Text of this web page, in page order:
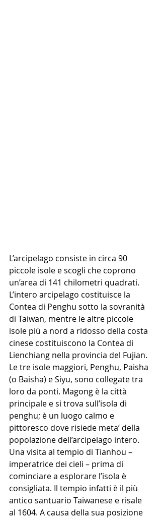
L’arcipelago consiste in circa 90
piccole isole e scogli che coprono
un’area di 141 chilometri quadrati.
L’intero arcipelago costituisce la
Contea di Penghu sotto la sovranità
di Taiwan, mentre le altre piccole
isole più a nord a ridosso della costa
cinese costituiscono la Contea di
Lienchiang nella provincia del Fujian.
Le tre isole maggiori, Penghu, Paisha
(o Baisha) e Siyu, sono collegate tra
loro da ponti. Magong è la città
principale e si trova sull’isola di
penghu; è un luogo calmo e
pittoresco dove risiede meta’ della
popolazione dell’arcipelago intero.
Una visita al tempio di Tianhou –
imperatrice dei cieli – prima di
cominciare a esplorare l’isola è
consigliata. Il tempio infatti è il più
antico santuario Taiwanese e risale
al 1604. A causa della sua posizione